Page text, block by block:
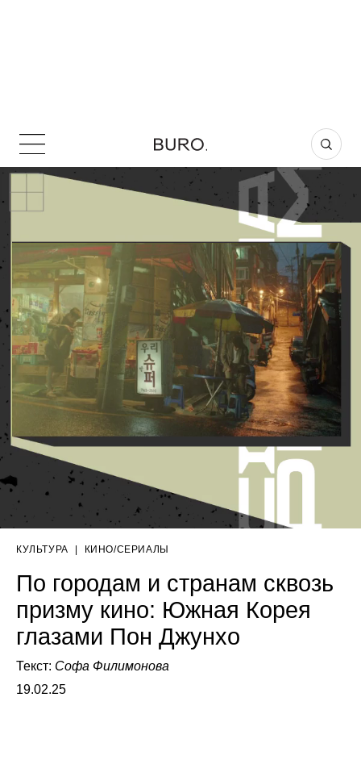
КУЛЬТУРА КИНО/СЕРИАЛЫ
По городам и странам сквозь
призму кино: Южная Корея
глазами Пон Джунхо
Текст: Софа Филимонова
19.02.25